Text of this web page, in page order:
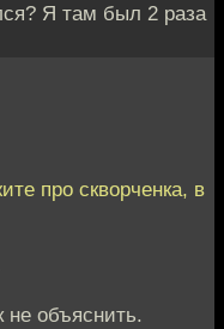
Я там был 2 раза
про скворченка, в
объяснить.